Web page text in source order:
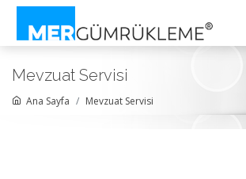
Mevzuat Servisi
Ana Sayfa Mevzuat Servisi